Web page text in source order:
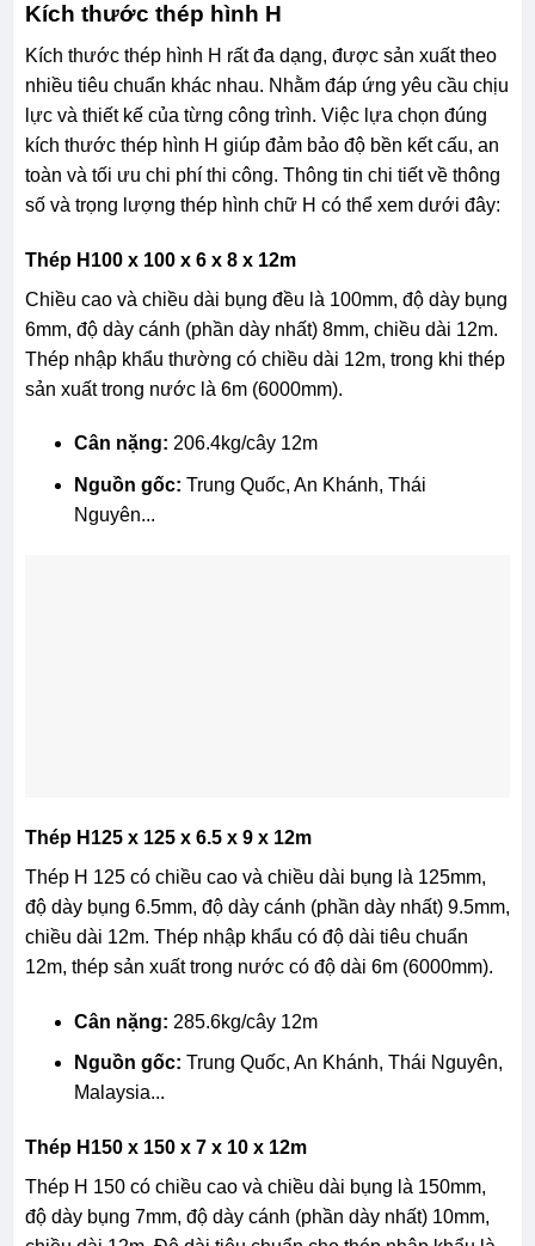
Kích thước thép hình H
Kích thước thép hình H rất đa dạng, được sản xuất theo
nhiều tiêu chuẩn khác nhau. Nhằm đáp ứng yêu cầu chịu
lực và thiết kế của từng công trình. Việc lựa chọn đúng
kích thước thép hình H giúp đảm bảo độ bền kết cấu, an
toàn và tối ưu chi phí thi công. Thông tin chi tiết về thông
số và trọng lượng thép hình chữ H có thể xem dưới đây:
Thép H100 x 100 x 6 x 8 x 12m
Chiều cao và chiều dài bụng đều là 100mm, độ dày bụng
6mm, độ dày cánh (phần dày nhất) 8mm, chiều dài 12m.
Thép nhập khẩu thường có chiều dài 12m, trong khi thép
sản xuất trong nước là 6m (6000mm).
Cân nặng: 206.4kg/cây 12m
Nguồn gốc: Trung Quốc, An Khánh, Thái
Nguyên...
Thép H125 x 125 x 6.5 x 9 x 12m
Thép H 125 có chiều cao và chiều dài bụng là 125mm,
độ dày bụng 6.5mm, độ dày cánh (phần dày nhất) 9.5mm,
chiều dài 12m. Thép nhập khẩu có độ dài tiêu chuẩn
12m, thép sản xuất trong nước có độ dài 6m (6000mm).
Cân nặng: 285.6kg/cây 12m
Nguồn gốc: Trung Quốc, An Khánh, Thái Nguyên,
Malaysia...
Thép H150 x 150 x 7 x 10 x 12m
Thép H 150 có chiều cao và chiều dài bụng là 150mm,
độ dày bụng 7mm, độ dày cánh (phần dày nhất) 10mm,